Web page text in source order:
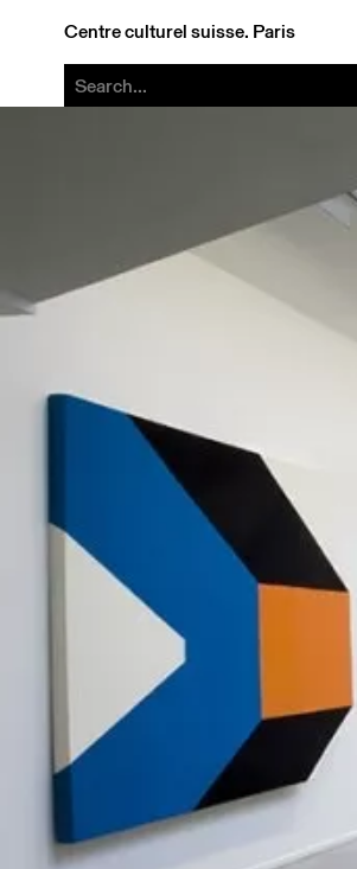
Centre culturel suisse. Paris